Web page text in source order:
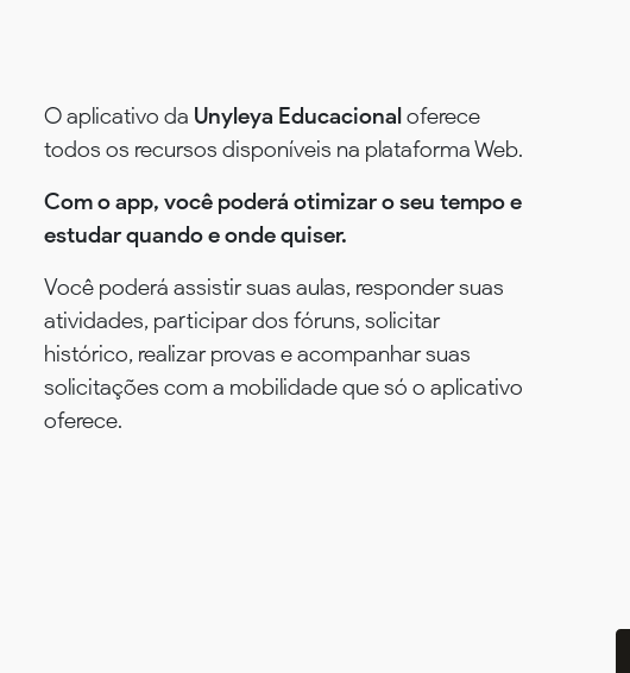
O aplicativo da Unyleya Educacionaloferece
todos os recursos disponíveis na plataforma Web.
Com o app, você poderá otimizar o seu tempo e
estudar quando e onde quiser.
Você poderá assistir suas aulas, responder suas
atividades, participar dos fóruns, solicitar
histórico, realizar provas e acompanhar suas
solicitações com a mobilidade que só o aplicativo
oferece.